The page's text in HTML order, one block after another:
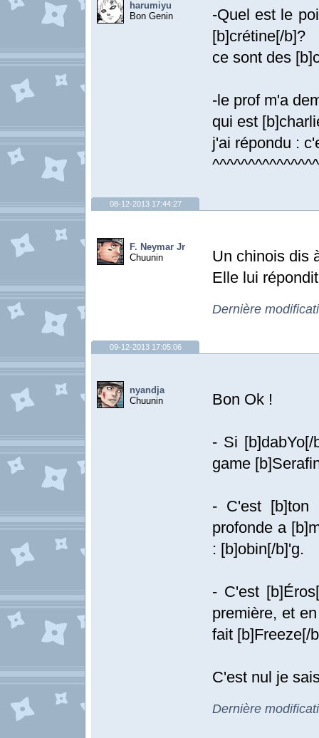
harumiyu
Bon Genin
-Quel est le
[b]crétine[/b]?
ce sont des
-le prof m'a
qui est
j'ai répondu :
08-12-2013 17:44:27
F. Neymar Jr
Chuunin
Un chinois dis
Elle lui
Dernière
09-12-2013 17:05:06
nyandja
Chuunin
Bon Ok !
- Si
game
- C'est [b]ton
profonde a
: [b]obin[/b]'g.
- C'est
première, et
fait [b]Freeze[/
C'est nul je
Dernière